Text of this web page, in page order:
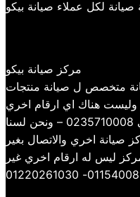
لكل عملاء صيانة بيكو
مركز صيانة بيكو
متخصص ل صيانة منتجات
هناك اي ارقام اخري
معتمده له سوي هذه الارقام وهي 0235710008 – ونحن لسنا
صيانة اخري والاتصال بغير
ليس له ارقام اخري غير